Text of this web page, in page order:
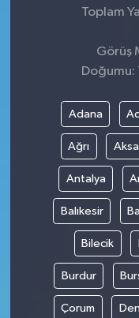
Toplam
Görüş
Doğumu:
Adana
Ağrı
Antalya
Balıkesir
Bilecik
Burdur
Çorum